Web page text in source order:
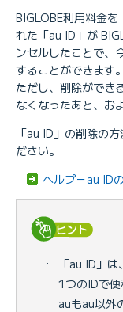
BIGLOBE利用料金
れた「au ID」が
ンセルしたことで、
することができます。
ただし、削除ができ
なくなったあと、お
「au ID」の削除の
ださい。
ヘルプ－au ID
・
「au ID」
1つのIDで便
auもau以外